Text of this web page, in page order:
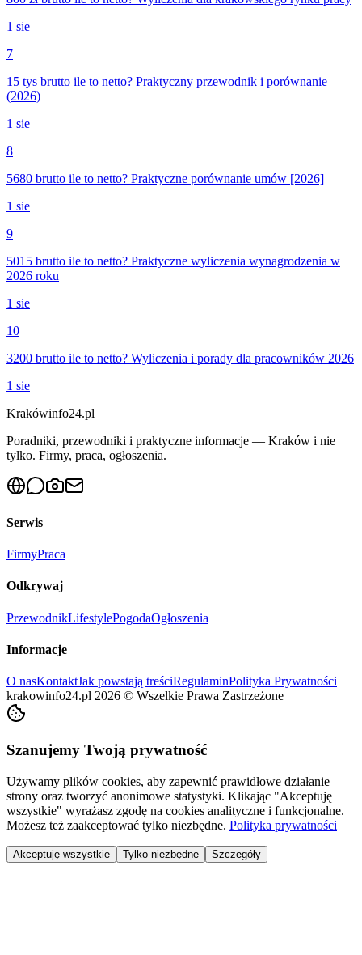
1 sie
7
15 tys brutto ile to netto? Praktyczny przewodnik i porównanie
(2026)
1 sie
8
5680 brutto ile to netto? Praktyczne porównanie umów [2026]
1 sie
9
5015 brutto ile to netto? Praktyczne wyliczenia wynagrodzenia w
2026 roku
1 sie
10
3200 brutto ile to netto? Wyliczenia i porady dla pracowników 2026
1 sie
Krakówinfo24.pl
Poradniki, przewodniki i praktyczne informacje — Kraków i nie
tylko. Firmy, praca, ogłoszenia.
Serwis
FirmyPraca
Odkrywaj
PrzewodnikLifestylePogodaOgłoszenia
Informacje
O nasKontaktJak powstają treściRegulaminPolityka Prywatności
krakowinfo24.pl 2026 © Wszelkie Prawa Zastrzeżone
Szanujemy Twoją prywatność
Używamy plików cookies, aby zapewnić prawidłowe działanie
strony oraz tworzyć anonimowe statystyki. Klikając "Akceptuję
wszystkie" wyrażasz zgodę na cookies analityczne i funkcjonalne.
Możesz też zaakceptować tylko niezbędne. Polityka prywatności
Akceptuję wszystkie Tylko niezbędne Szczegóły